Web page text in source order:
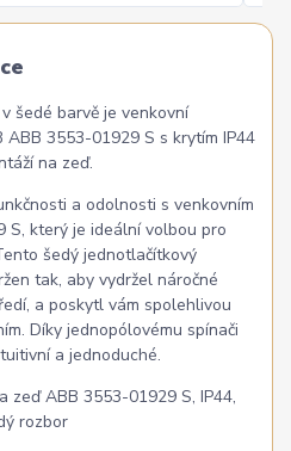
šedé barvě je venkovní
3553-01929 S s krytím IP44
na zeď.
a odolnosti s venkovním
S, který je ideální volbou pro
šedý jednotlačítkový
tak, aby vydržel náročné
a poskytl vám spolehlivou
Díky jednopólovému spínači
a jednoduché.